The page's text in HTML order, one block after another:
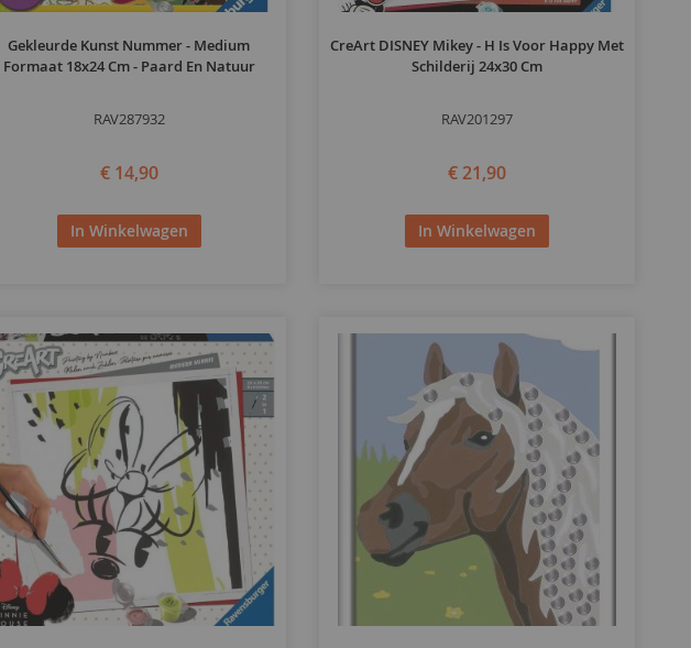
Gekleurde Kunst Nummer - Medium
Formaat 18x24 Cm - Paard En Natuur
RAV287932
€ 14,90
In Winkelwagen
CreArt DISNEY Mikey - H Is Voor Happy Met
Schilderij 24x30 Cm
RAV201297
€ 21,90
In Winkelwagen